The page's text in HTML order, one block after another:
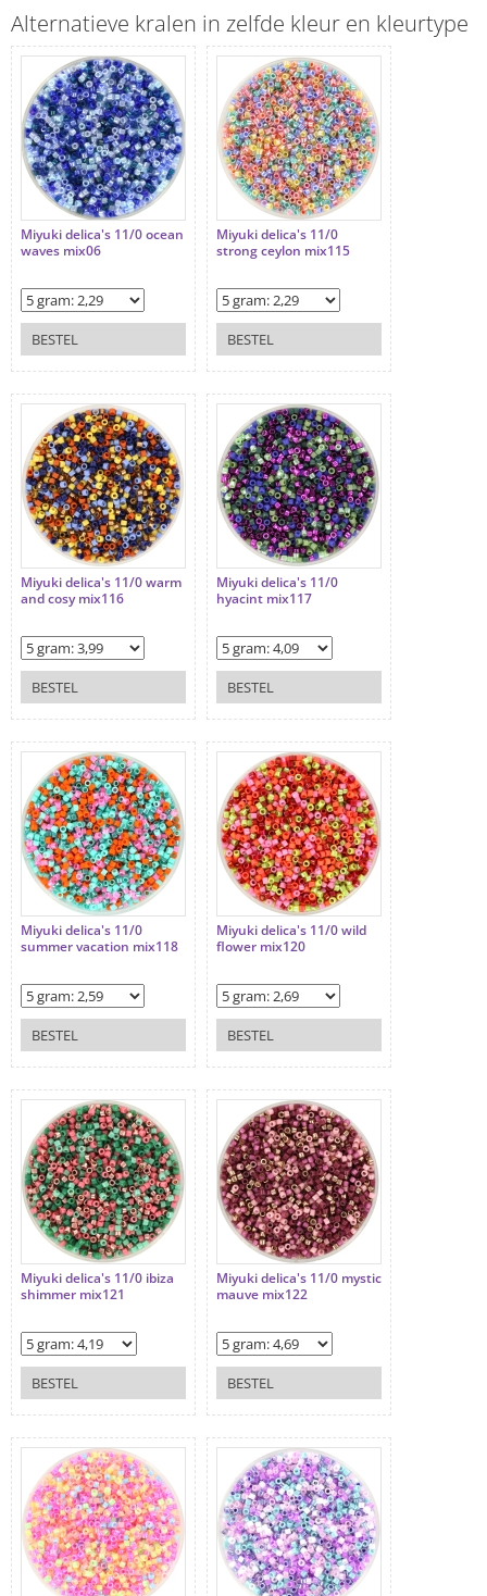
Alternatieve kralen in zelfde kleur en kleurtype
Miyuki delica's 11/0 ocean
waves mix06
BESTEL
Miyuki delica's 11/0
strong ceylon mix115
BESTEL
Miyuki delica's 11/0 warm
and cosy mix116
BESTEL
Miyuki delica's 11/0
hyacint mix117
BESTEL
Miyuki delica's 11/0
summer vacation mix118
BESTEL
Miyuki delica's 11/0 wild
flower mix120
BESTEL
Miyuki delica's 11/0 ibiza
shimmer mix121
BESTEL
Miyuki delica's 11/0 mystic
mauve mix122
BESTEL